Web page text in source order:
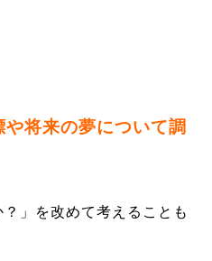
将来の夢について調
」を改めて考えることも